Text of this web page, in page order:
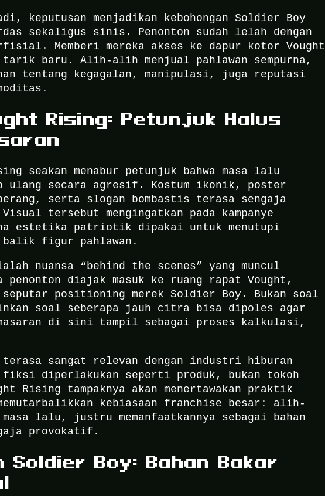
keputusan menjadikan kebohongan Soldier Boy
sekaligus sinis. Penonton sudah lelah dengan
Memberi mereka akses ke dapur kotor Vought
baru. Alih-alih menjual pahlawan sempurna,
tentang kegagalan, manipulasi, juga reputasi
Rising: Petunjuk Halus
seakan menabur petunjuk bahwa masa lalu
ulang secara agresif. Kostum ikonik, poster
serta slogan bombastis terasa sengaja
tersebut mengingatkan pada kampanye
estetika patriotik dipakai untuk menutupi
balik figur pahlawan.
nuansa “behind the scenes” yang muncul
penonton diajak masuk ke ruang rapat Vought,
positioning merek Soldier Boy. Bukan soal
soal seberapa jauh citra bisa dipoles agar
di sini tampil sebagai proses kalkulasi,
sangat relevan dengan industri hiburan
fiksi diperlakukan seperti produk, bukan tokoh
Rising tampaknya akan menertawakan praktik
kebiasaan franchise besar: alih-
lalu, justru memanfaatkannya sebagai bahan
provokatif.
Soldier Boy: Bahan Bakar